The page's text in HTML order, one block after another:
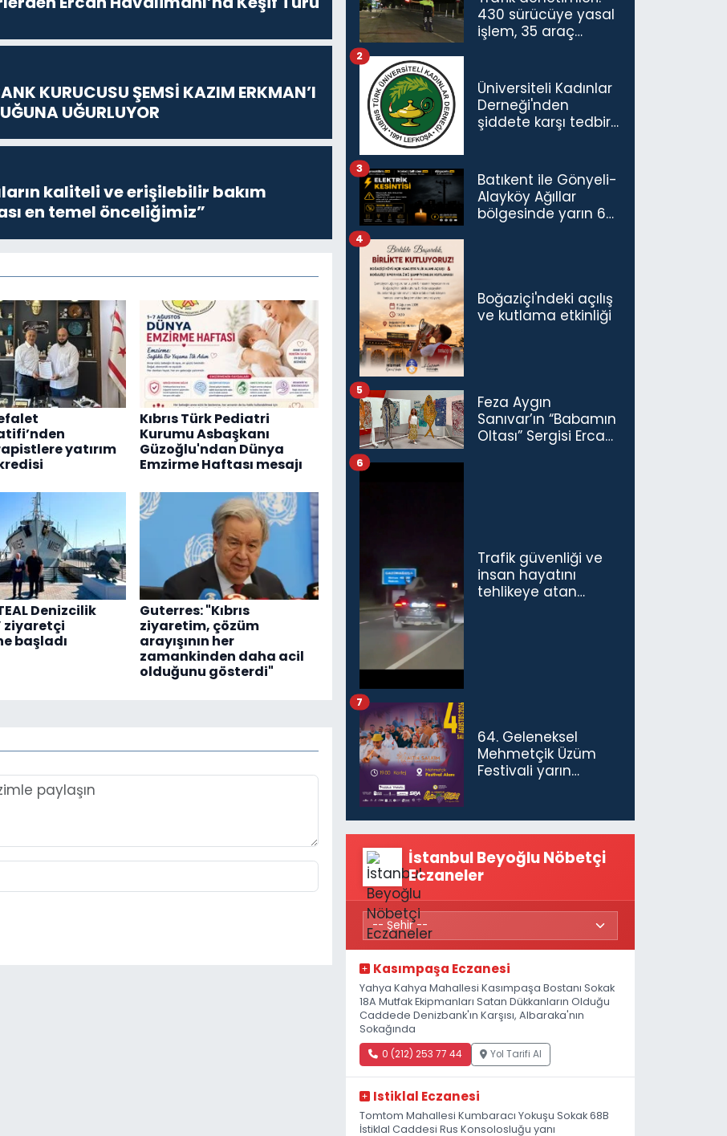
KURUCUSU ŞEMSİ KAZIM ERKMAN’I
UĞURLUYOR
kaliteli ve erişilebilir bakım
en temel önceliğimiz”
yatırım
Kıbrıs Türk Pediatri
Kurumu Asbaşkanı
Güzoğlu'ndan Dünya
Emzirme Haftası mesajı
Denizcilik
ziyaretçi
başladı
Guterres: "Kıbrıs
ziyaretim, çözüm
arayışının her
zamankinden daha acil
olduğunu gösterdi"
430 sürücüye yasal
işlem, 35 araç
Üniversiteli Kadınlar
Derneği'nden
şiddete karşı tedbir
2
Batıkent ile Gönyeli-
Alayköy Ağıllar
bölgesinde yarın 6
3
Boğaziçi'ndeki açılış
ve kutlama etkinliği
4
Feza Aygın
Sanıvar’ın “Babamın
Oltası” Sergisi Ercan
5
Trafik güvenliği ve
insan hayatını
tehlikeye atan
6
64. Geleneksel
Mehmetçik Üzüm
Festivali yarın
7
İstanbul Beyoğlu Nöbetçi
Eczaneler
Kasımpaşa Eczanesi
Yahya Kahya Mahallesi Kasımpaşa Bostanı Sokak
18A Mutfak Ekipmanları Satan Dükkanların Olduğu
Caddede Denizbank'ın Karşısı, Albaraka'nın
Sokağında
0 (212) 253 77 44 Yol Tarifi Al
Istiklal Eczanesi
Tomtom Mahallesi Kumbaracı Yokuşu Sokak 68B
İstiklal Caddesi Rus Konsolosluğu yanı